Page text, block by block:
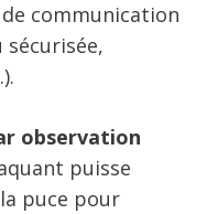
communication
observation
puisse
puce pour